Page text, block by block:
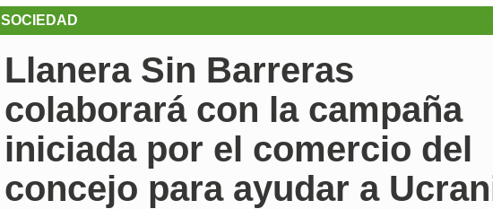
SOCIEDAD
Llanera Sin Barreras
colaborará con la campaña
iniciada por el comercio del
concejo para ayudar a